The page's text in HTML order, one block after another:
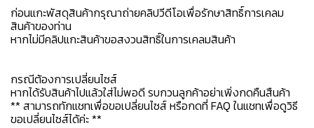
ก่อนแกะพัสดุสินค้ากรุณาถ่ายคลิปวีดีโอเพื่อรักษาสิทธิ์การเคลม
สินค้าของท่าน
หากไม่มีคลิปแกะสินค้าขอสงวนสิทธิ์ในการเคลมสินค้า
กรณีต้องการเปลี่ยนไซส์
หากได้รับสินค้าไปแล้วใส่ไม่พอดี รบกวนลูกค้าอย่าเพิ่งกดคืนสืนค้า
** สามารถทักแชทเพื่อขอเปลี่ยนไซส์ หรือกดที่ FAQ ในแชทเพื่อดูวิธี
ขอเปลี่ยนไซส์ได้ค่ะ **